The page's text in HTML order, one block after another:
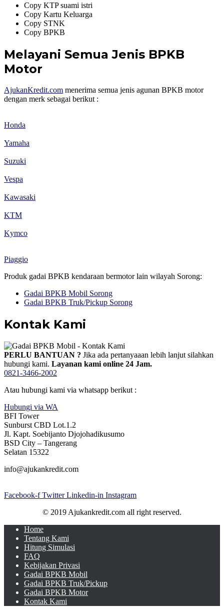
Copy KTP suami istri
Copy Kartu Keluarga
Copy STNK
Copy BPKB
Melayani Semua Jenis BPKB
Motor
AjukanKredit.com menerima semua jenis agunan BPKB motor
dengan merk sebagai berikut :
Honda
Yamaha
Suzuki
Vespa
Kawasaki
KTM
Kymco
Piaggio
Produk gadai BPKB kendaraan bermotor lain wilayah Sorong:
Gadai BPKB Mobil Sorong
Gadai BPKB Truk/Pickup Sorong
Kontak Kami
PERLU BANTUAN ? Jika ada pertanyaaan lebih lanjut silahkan
hubungi kami. Layanan kami online 24 Jam.
0821-3466-2002
Atau hubungi kami via whatsapp berikut :
Hubungi via WA
BFI Tower
Sunburst CBD Lot.1.2
Jl. Kapt. Soebijanto Djojohadikusumo
BSD City – Tangerang
Selatan 15322
info@ajukankredit.com
Facebook-f Twitter Linkedin-in Instagram
© 2019 Ajukankredit.com all right reserved.
Home
Tentang Kami
Hitung Simulasi
FAQ
Kebijakan Privasi
Gadai BPKB Mobil
Gadai BPKB Truk/Pickup
Gadai BPKB Motor
Kontak Kami